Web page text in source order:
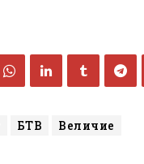
БТВ Величие